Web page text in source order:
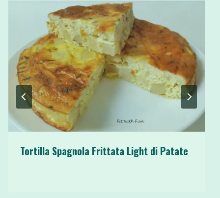
Tortilla Spagnola Frittata Light di Patate